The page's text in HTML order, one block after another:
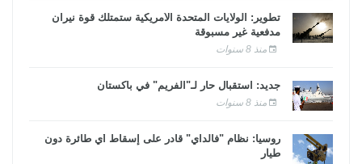
تطوير: الولايات المتحدة الأمريكية ستمتلك قوة نيران
مدفعية غير مسبوقة
منذ 8 سنوات
جديد: استقبال حار لـ"الفريم" في باكستان
منذ 8 سنوات
روسيا: نظام "فالداي" قادر على إسقاط أي طائرة دون
طيار